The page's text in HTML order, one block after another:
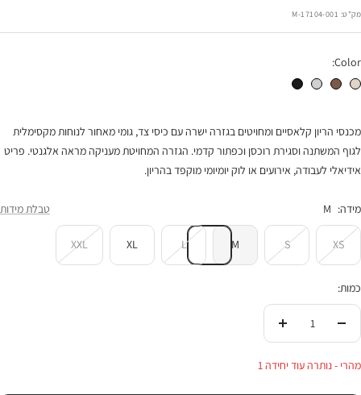
בהנחה
מק"ט: 17104-001-M
Color:
מכנסי הריון אולטרא אבן מכנסי הריון אולטרא חום מכנסי הריון אולטרא אפור בהירמכנסי הריון אולטרא שחור
מכנסי הריון קלאסיים ומחויטים בגזרה ישרה עם כיסי צד, גומי מאחור לנוחות מקסימלית
לגוף המשתנה וסגירת רוכסן וכפתור קדמי. הגזרה המחויטת מעניקה מראה אלגנטי. פריט
אידיאלי לעבודה, אירועים או לוק יומיומי מוקפד בהריון.
מידה: M טבלת מידות
XS
S
M
L
XL
XXL
כמות:
העלי
מהרי - נותרה עוד יחידה 1